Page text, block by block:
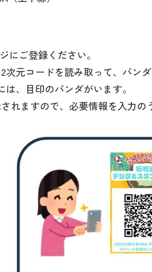
にご登録ください。
元コードを読み取って、パン
、目印のパンダがいます。
れますので、必要情報を入力の